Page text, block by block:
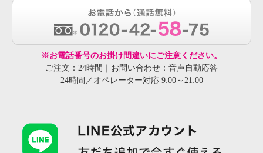
※お電話番号のお掛け間違いにご注意ください。
ご注文：24時間｜お問い合わせ：音声自動応答
24時間／オペレーター対応 9:00～21:00